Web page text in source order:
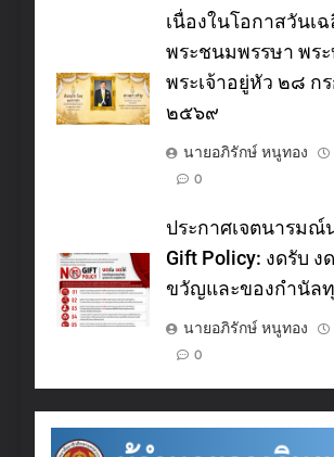
เนื่องในโอกาสวันเ
พระชนมพรรษา พร
พระเจ้าอยู่หัว ๒๘ ก
๒๕๖๙
นายอภิรักษ์ หนูทอง
0
ประกาศเจตนารมณ์
Gift Policy: งดรับ ง
ขวัญและของกำนัล
นายอภิรักษ์ หนูทอง
0